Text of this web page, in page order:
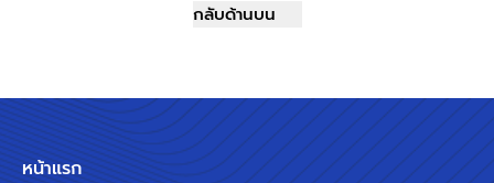
กลับด้านบน
หน้าแรก